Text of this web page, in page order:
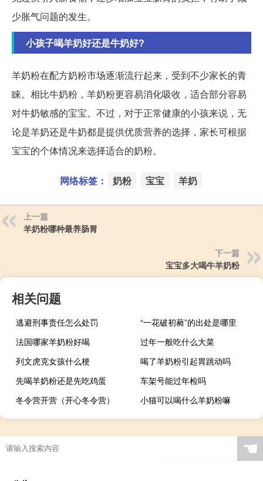
少胀气问题的发生。
小孩子喝羊奶好还是牛奶好?
羊奶粉在配方奶粉市场逐渐流行起来，受到不少家长的青
睐。相比牛奶粉，羊奶粉更容易消化吸收，适合部分容易
对牛奶敏感的宝宝。不过，对于正常健康的小孩来说，无
论是羊奶还是牛奶都是提供优质营养的选择，家长可根据
宝宝的个体情况来选择适合的奶粉。
网络标签： 奶粉 宝宝 羊奶
上一篇
羊奶粉哪种最养肠胃
下一篇
宝宝多大喝牛羊奶粉
相关问题
逃避刑事责任怎么处罚
“一花破初蕤”的出处是哪里
法国哪家羊奶粉好喝
过年一般吃什么大菜
列文虎克女孩什么梗
喝了羊奶粉引起胃跳动吗
先喝羊奶粉还是先吃鸡蛋
车架号能过年检吗
冬令营开营（开心冬令营）
小猫可以喝什么羊奶粉嘛
☚